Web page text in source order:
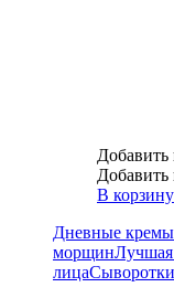
Добавить
Добавить
В корзину
Дневные кремы
морщинЛучшая
лица